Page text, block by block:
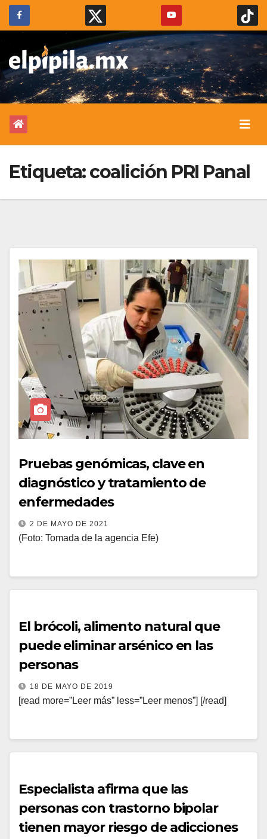
Etiqueta:coalición PRI Panal
Pruebas genómicas, clave en
diagnóstico y tratamiento de
enfermedades
2 DE MAYO DE 2021
(Foto: Tomada de la agencia Efe)
El brócoli, alimento natural que
puede eliminar arsénico en las
personas
18 DE MAYO DE 2019
[read more=”Leer más” less=”Leer menos”] [/read]
Especialista afirma que las
personas con trastorno bipolar
tienen mayor riesgo de adicciones